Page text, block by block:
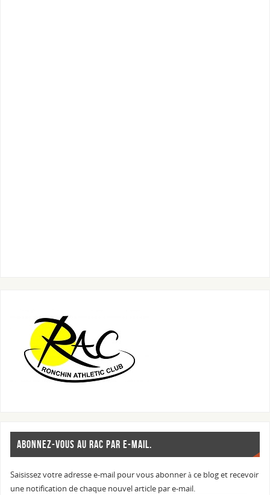
ABONNEZ-VOUS AU RAC PAR E-MAIL.
Saisissez votre adresse e-mail pour vous abonner à ce blog et recevoir
une notification de chaque nouvel article par e-mail.